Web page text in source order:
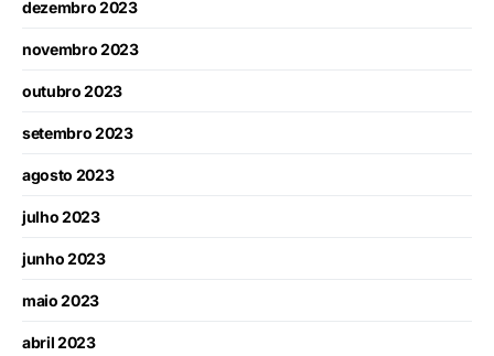
dezembro 2023
novembro 2023
outubro 2023
setembro 2023
agosto 2023
julho 2023
junho 2023
maio 2023
abril 2023